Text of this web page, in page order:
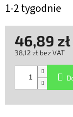
1-2 tygodnie
46,89 zł
38,12 zł bez VAT
jednostkowa: